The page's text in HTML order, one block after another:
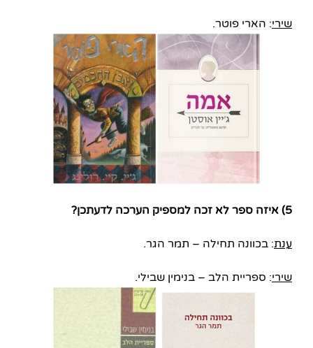
שירי: הארי פוטר.
5) איזה ספר לא זכה למספיק הערכה לדעתכן?
ענת: בכוונה תחילה – תמר הגר.
שירי: ספריית הלב – בנימין שבילי.